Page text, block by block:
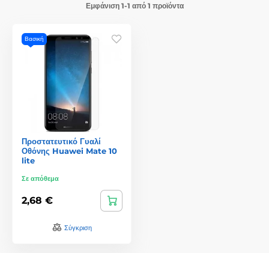
Εμφάνιση 1-1 από 1 προϊόντα
Βασική
Προστατευτικό Γυαλί
Οθόνης Huawei Mate 10
lite
Σε απόθεμα
2,68 €
Σύγκριση